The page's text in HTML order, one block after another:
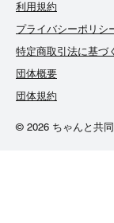
利用規約
プライバシーポリシ
特定商取引法に基づ
団体概要
団体規約
© 2026 ちゃんと共